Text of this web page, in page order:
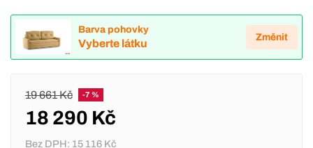
Barva pohovky
Vyberte látku
Změnit
19 661 Kč -7 %
18 290 Kč
Bez DPH: 15 116 Kč